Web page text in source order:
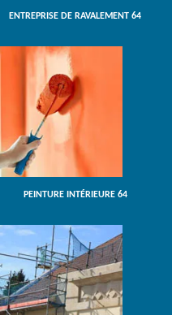
ENTREPRISE DE RAVALEMENT 64
PEINTURE INTÉRIEURE 64